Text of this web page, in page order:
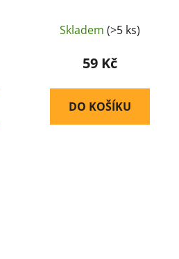
Skladem (>5 ks)
59 Kč
DO KOŠÍKU